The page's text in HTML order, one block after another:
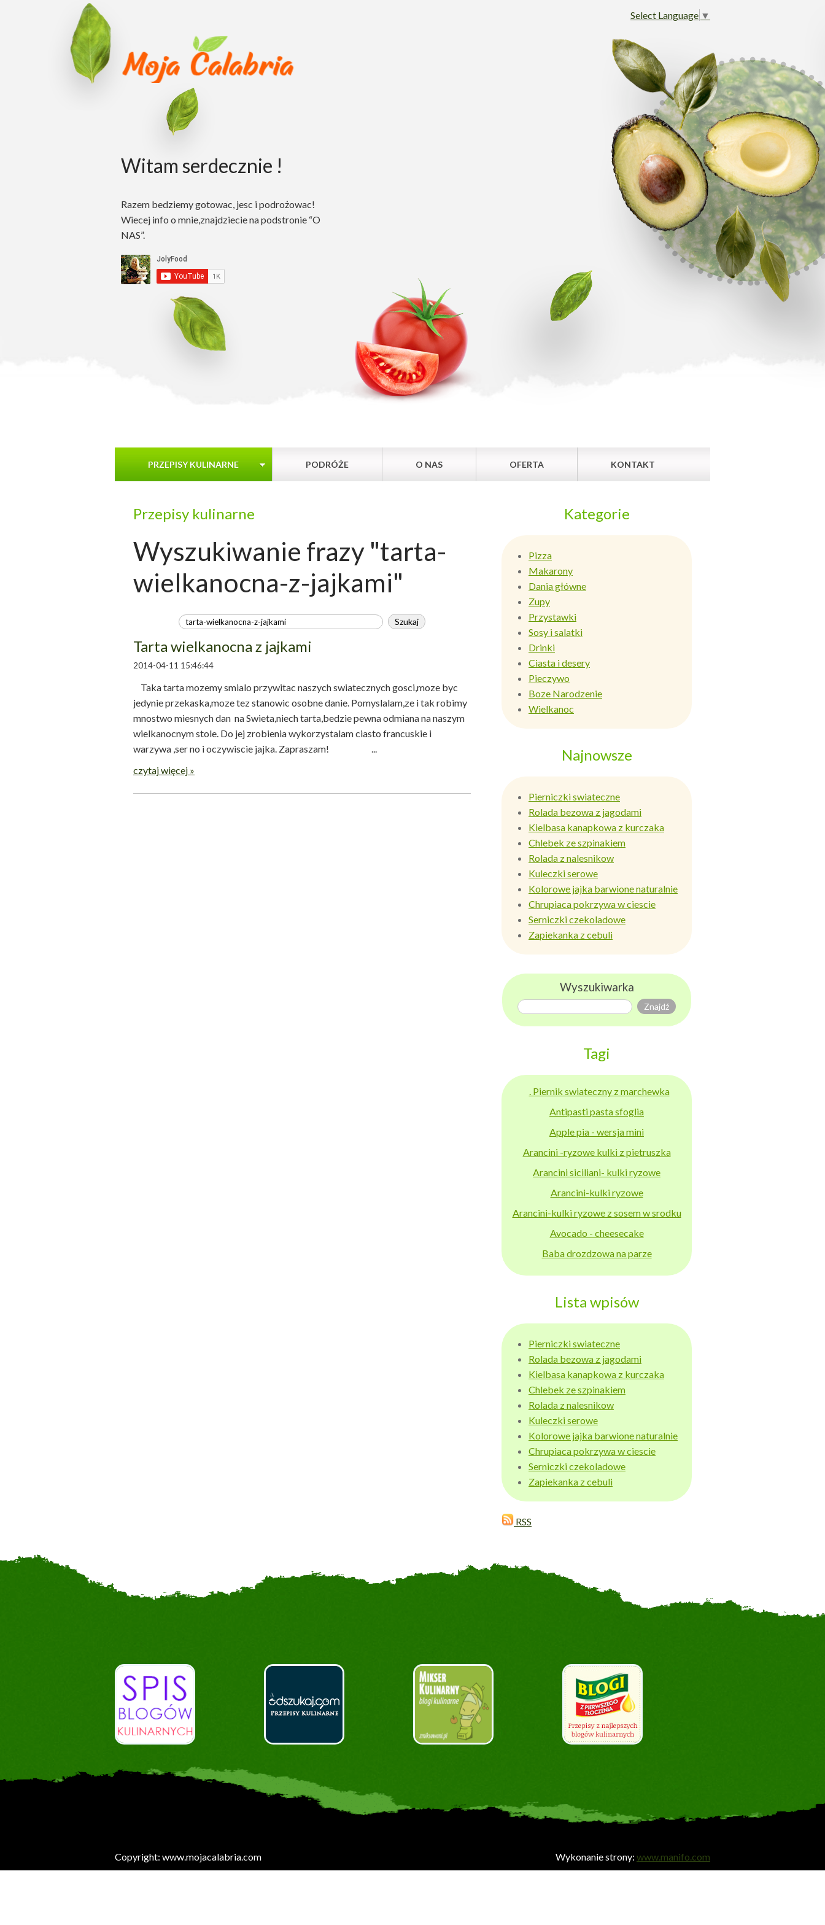
Witam serdecznie !
Razem bedziemy gotowac, jesc i podrożowac!
Wiecej info o mnie,znajdziecie na podstronie “O
NAS”.
Select Language ▼
PRZEPISY KULINARNE PODRÓŻE O NAS OFERTA KONTAKT
Przepisy kulinarne
Wyszukiwanie frazy "tarta-
wielkanocna-z-jajkami"
Tarta wielkanocna z jajkami
2014-04-11 15:46:44
Taka tarta mozemy smialo przywitac naszych swiatecznych gosci,moze byc
jedynie przekaska,moze tez stanowic osobne danie. Pomyslalam,ze i tak robimy
mnostwo miesnych dan na Swieta,niech tarta,bedzie pewna odmiana na naszym
wielkanocnym stole. Do jej zrobienia wykorzystalam ciasto francuskie i
warzywa ,ser no i oczywiscie jajka. Zapraszam! ...
czytaj więcej »
Kategorie
Pizza
Makarony
Dania główne
Zupy
Przystawki
Sosy i salatki
Drinki
Ciasta i desery
Pieczywo
Boze Narodzenie
Wielkanoc
Najnowsze
Pierniczki swiateczne
Rolada bezowa z jagodami
Kielbasa kanapkowa z kurczaka
Chlebek ze szpinakiem
Rolada z nalesnikow
Kuleczki serowe
Kolorowe jajka barwione naturalnie
Chrupiaca pokrzywa w ciescie
Serniczki czekoladowe
Zapiekanka z cebuli
Wyszukiwarka
Tagi
. Piernik swiateczny z marchewka
Antipasti pasta sfoglia
Apple pia - wersja mini
Arancini -ryzowe kulki z pietruszka
Arancini siciliani- kulki ryzowe
Arancini-kulki ryzowe
Arancini-kulki ryzowe z sosem w srodku
Avocado - cheesecake
Baba drozdzowa na parze
Lista wpisów
Pierniczki swiateczne
Rolada bezowa z jagodami
Kielbasa kanapkowa z kurczaka
Chlebek ze szpinakiem
Rolada z nalesnikow
Kuleczki serowe
Kolorowe jajka barwione naturalnie
Chrupiaca pokrzywa w ciescie
Serniczki czekoladowe
Zapiekanka z cebuli
RSS
Copyright: www.mojacalabria.com Wykonanie strony: www.manifo.com